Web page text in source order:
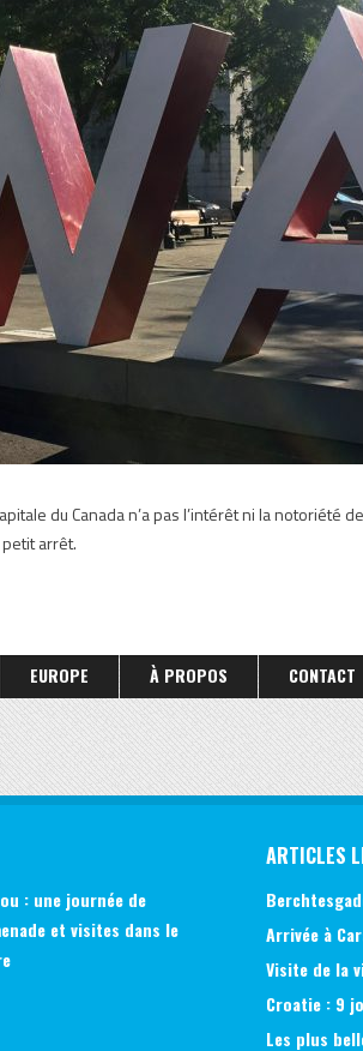
du Canada n’a pas l’intérêt ni la notoriété
arrêt.
EUROPE À PROPOS CONTACT
: une journée de
et visites dans le
ARTICLES